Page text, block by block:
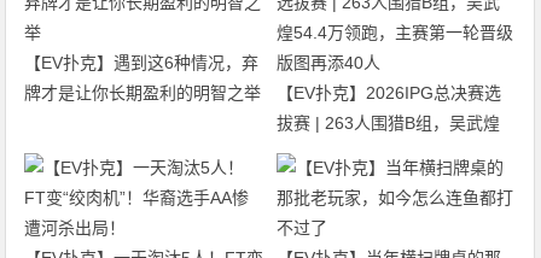
【EV扑克】遇到这6种情况，弃
牌才是让你长期盈利的明智之举
【EV扑克】2026IPG总决赛选
拔赛 | 263人围猎B组，吴武煌
54.4万领跑，主赛第一轮晋级版